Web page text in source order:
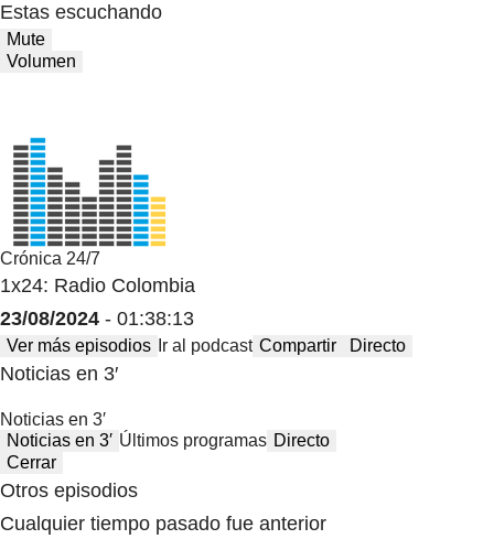
Estas escuchando
Mute
Volumen
Crónica 24/7
1x24: Radio Colombia
23/08/2024 - 01:38:13
Ver más episodios Ir al podcast Compartir Directo
Noticias en 3′
Noticias en 3′
Noticias en 3′ Últimos programas Directo
Cerrar
Otros episodios
Cualquier tiempo pasado fue anterior